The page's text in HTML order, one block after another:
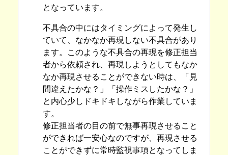
となっています。
不具合の中にはタイミングによって発生し
ていて、なかなか再現しない不具合があり
ます。このような不具合の再現を修正担当
者から依頼され、再現しようとしてもなか
なか再現させることができない時は、「見
間違えたかな？」「操作ミスしたかな？」
と内心少しドキドキしながら作業していま
す。
修正担当者の目の前で無事再現させること
ができれば一安心なのですが、再現させる
ことができずに常時監視事項となってしま